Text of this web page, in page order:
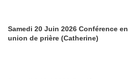
Samedi 20 Juin 2026 Conférence en
union de prière (Catherine)